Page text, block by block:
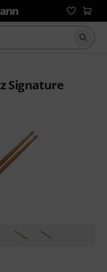
Börja
Signature
9 kundbetyg